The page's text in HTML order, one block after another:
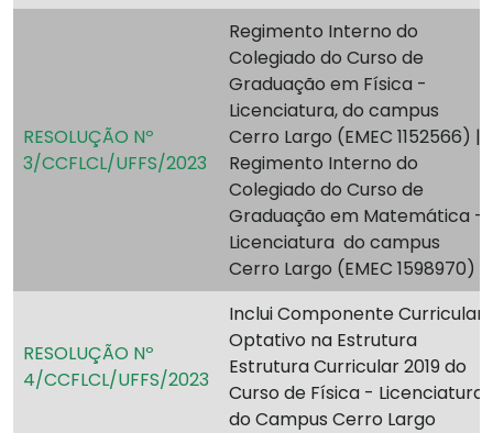
RESOLUÇÃO Nº
3/CCFLCL/UFFS/2023
Regimento Interno do
Colegiado do Curso de
Graduação em Física -
Licenciatura, do campus
Cerro Largo (EMEC 1152566) |
Regimento Interno do
Colegiado do Curso de
Graduação em Matemática -
Licenciatura do campus
Cerro Largo (EMEC 1598970)
RESOLUÇÃO Nº
4/CCFLCL/UFFS/2023
Inclui Componente Curricular
Optativo na Estrutura
Estrutura Curricular 2019 do
Curso de Física - Licenciatura
do Campus Cerro Largo